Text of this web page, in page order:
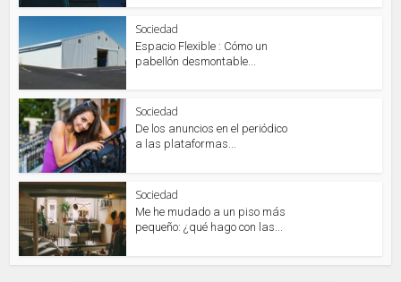
Sociedad
Espacio Flexible : Cómo un
pabellón desmontable...
Sociedad
De los anuncios en el periódico
a las plataformas...
Sociedad
Me he mudado a un piso más
pequeño: ¿qué hago con las...